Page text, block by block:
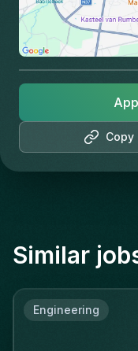
Copy
Similar
Engineering